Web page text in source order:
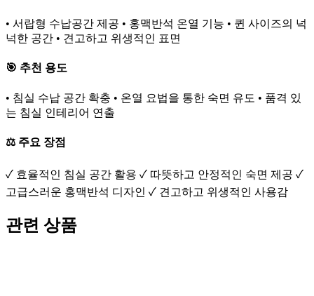
• 서랍형 수납공간 제공 • 홍맥반석 온열 기능 • 퀸 사이즈의 넉
넉한 공간 • 견고하고 위생적인 표면
🎯 추천 용도
• 침실 수납 공간 확충 • 온열 요법을 통한 숙면 유도 • 품격 있
는 침실 인테리어 연출
⚖️ 주요 장점
✓ 효율적인 침실 공간 활용 ✓ 따뜻하고 안정적인 숙면 제공 ✓
고급스러운 홍맥반석 디자인 ✓ 견고하고 위생적인 사용감
관련 상품